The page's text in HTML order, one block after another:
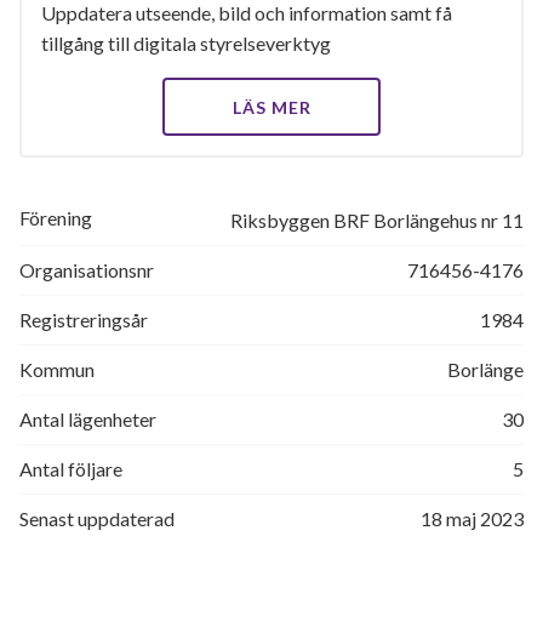
Uppdatera utseende, bild och information samt få
tillgång till digitala styrelseverktyg
LÄS MER
Förening Riksbyggen BRF Borlängehus nr 11
Organisationsnr 716456-4176
Registreringsår 1984
Kommun Borlänge
Antal lägenheter 30
Antal följare 5
Senast uppdaterad 18 maj 2023